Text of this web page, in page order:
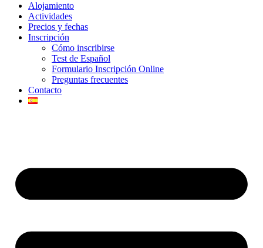
Alojamiento
Actividades
Precios y fechas
Inscripción
Cómo inscribirse
Test de Español
Formulario Inscripción Online
Preguntas frecuentes
Contacto